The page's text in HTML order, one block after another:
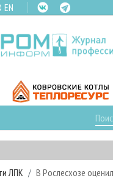
EN
ЛПК
В Рослесхозе